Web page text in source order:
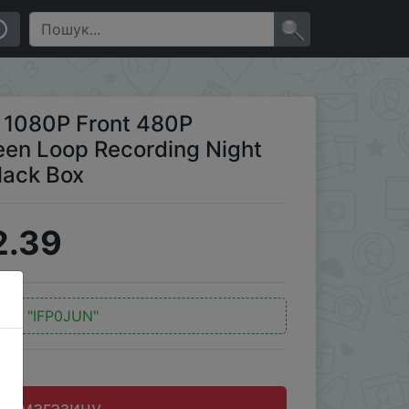
Night Vision Parking Assistant Black Box
Front 480P
Loop Recording Night
Box
"IFP0JUN"